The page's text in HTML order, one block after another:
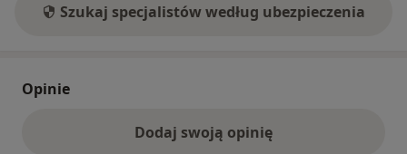
Szukaj specjalistów według ubezpieczenia
Opinie
Dodaj swoją opinię